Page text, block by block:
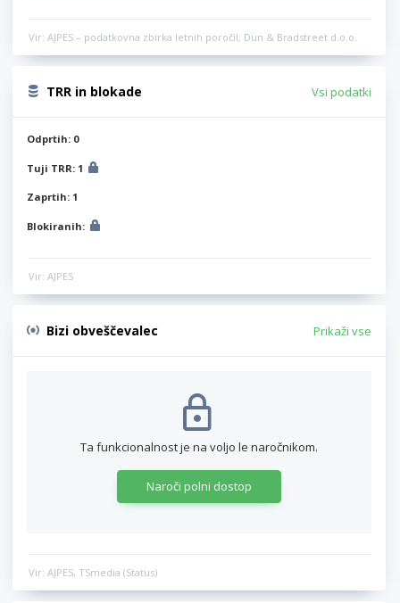
Vir: AJPES – podatkovna zbirka letnih poročil, Dun & Bradstreet d.o.o.
TRR in blokade Vsi podatki
Odprtih: 0
Tuji TRR: 1
Zaprtih: 1
Blokiranih:
Vir: AJPES
Bizi obveščevalec Prikaži vse
Ta funkcionalnost je na voljo le naročnikom.
Naroči polni dostop
Vir: AJPES, TSmedia (Status)